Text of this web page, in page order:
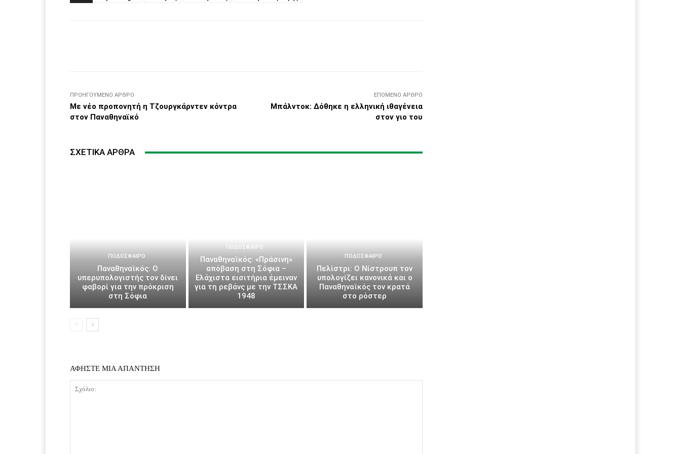
ΠΡΟΗΓΟΎΜΕΝΟ ΆΡΘΡΟ
Με νέο προπονητή η Τζουργκάρντεν κόντρα
στον Παναθηναϊκό
ΕΠΌΜΕΝΟ ΆΡΘΡΟ
Μπάλντοκ: Δόθηκε η ελληνική ιθαγένεια
στον γιο του
ΣΧΕΤΙΚΆ ΆΡΘΡΑ
ΠΟΔΌΣΦΑΙΡΟ
Παναθηναϊκός: Ο
υπερυπολογιστής τον δίνει
φαβορί για την πρόκριση
στη Σόφια
ΠΟΔΌΣΦΑΙΡΟ
Παναθηναϊκός: «Πράσινη»
απόβαση στη Σόφια –
Ελάχιστα εισιτήρια έμειναν
για τη ρεβάνς με την ΤΣΣΚΑ
1948
ΠΟΔΌΣΦΑΙΡΟ
Πελίστρι: Ο Νίστρουπ τον
υπολογίζει κανονικά και ο
Παναθηναϊκός τον κρατά
στο ρόστερ
ΑΦΗΣΤΕ ΜΙΑ ΑΠΑΝΤΗΣΗ